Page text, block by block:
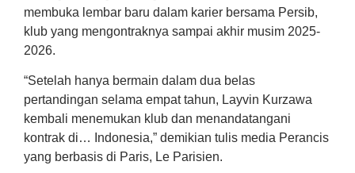
membuka lembar baru dalam karier bersama Persib,
klub yang mengontraknya sampai akhir musim 2025-
2026.
“Setelah hanya bermain dalam dua belas
pertandingan selama empat tahun, Layvin Kurzawa
kembali menemukan klub dan menandatangani
kontrak di… Indonesia,” demikian tulis media Perancis
yang berbasis di Paris, Le Parisien.